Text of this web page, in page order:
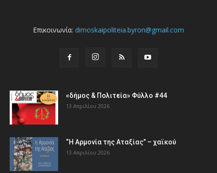
Επικοινωνία: dimoskaipoliteia.byron@gmail.com
«δήμος & Πολιτεία» Φύλλο #44
13 Απριλίου 2026
“Η Αρμονία της Αταξίας” – χαϊκού
13 Απριλίου 2026